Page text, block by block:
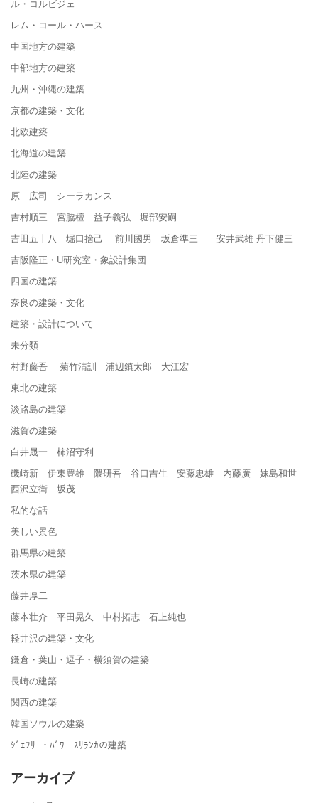
ル・コルビジェ
レム・コール・ハース
中国地方の建築
中部地方の建築
九州・沖縄の建築
京都の建築・文化
北欧建築
北海道の建築
北陸の建築
原 広司 シーラカンス
吉村順三 宮脇檀 益子義弘 堀部安嗣
吉田五十八 堀口捨己 前川國男 坂倉準三 安井武雄 丹下健三
吉阪隆正・U研究室・象設計集団
四国の建築
奈良の建築・文化
建築・設計について
未分類
村野藤吾 菊竹清訓 浦辺鎮太郎 大江宏
東北の建築
淡路島の建築
滋賀の建築
白井晟一 柿沼守利
磯崎新 伊東豊雄 隈研吾 谷口吉生 安藤忠雄 内藤廣 妹島和世
西沢立衛 坂茂
私的な話
美しい景色
群馬県の建築
茨木県の建築
藤井厚二
藤本壮介 平田晃久 中村拓志 石上純也
軽井沢の建築・文化
鎌倉・葉山・逗子・横須賀の建築
長崎の建築
関西の建築
韓国ソウルの建築
ｼﾞｪﾌﾘｰ・ﾊﾞﾜ ｽﾘﾗﾝｶの建築
アーカイブ